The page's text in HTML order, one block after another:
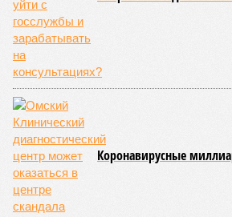
количество – казалось бы, хороший
великой суши, продолжавшегося с
обратилось катастрофой. Снег
начался небывалый паводок, быстро
страшным наводнением, которое
только усугубили. К июню всё это
массовый потоп, в июле же Китай в
сразу девятью циклонами.
невообразимыми: наводнение погребло
территорию в 180 тыс. квадратных
по площади Карелии, шести Курским
областям, десятку Чуваший.